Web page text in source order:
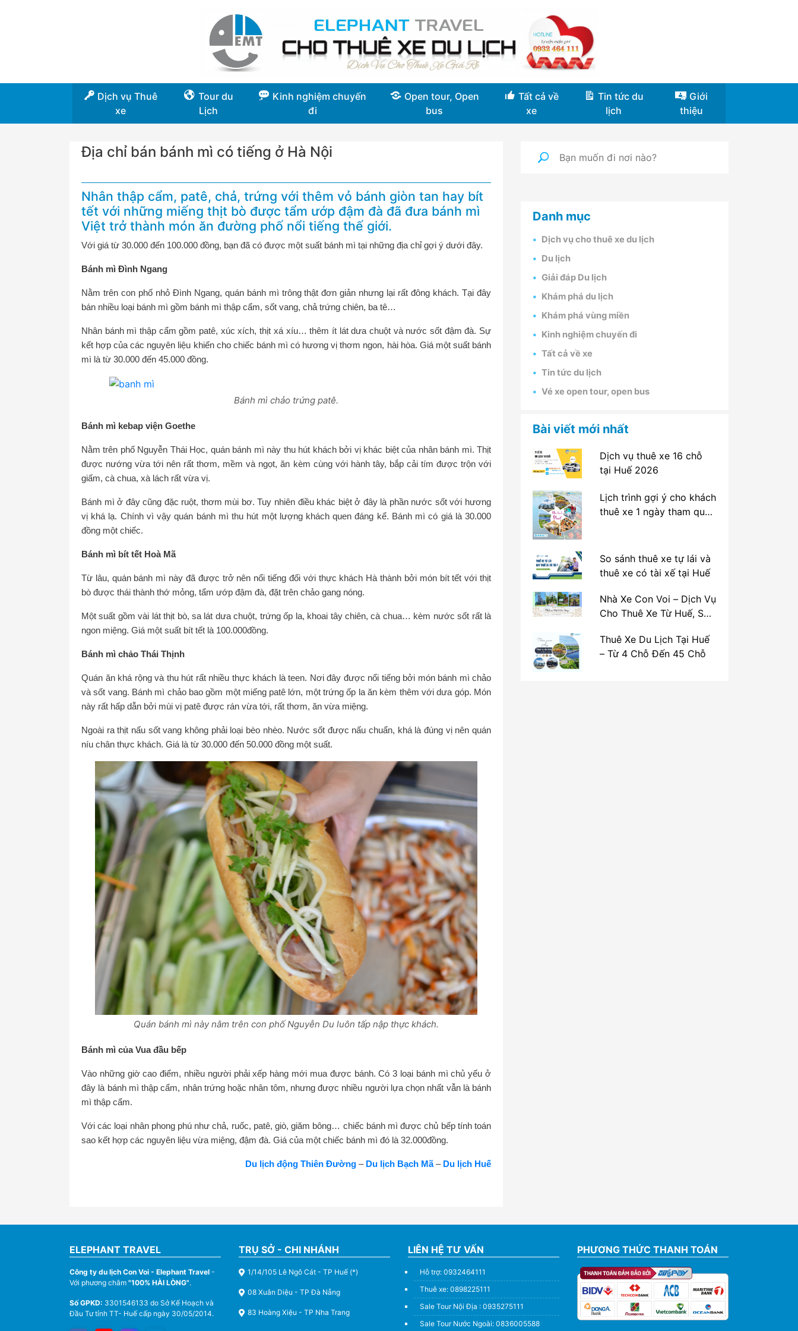
Dịch vụ Thuê
xe
Tour du
Lịch
Kinh nghiệm chuyến
đi
Open tour, Open
bus
Tất cả về
xe
Tin tức du
lịch
Giới
thiệu
Địa chỉ bán bánh mì có tiếng ở Hà Nội
Nhân thập cẩm, patê, chả, trứng với thêm vỏ bánh giòn tan hay bít
tết với những miếng thịt bò được tẩm ướp đậm đà đã đưa bánh mì
Việt trở thành món ăn đường phố nổi tiếng thế giới.
Với giá từ 30.000 đến 100.000 đồng, bạn đã có được một suất bánh mì tại những địa chỉ gợi ý dưới đây.
Bánh mì Đình Ngang
Nằm trên con phố nhỏ Đình Ngang, quán bánh mì trông thật đơn giản nhưng lại rất đông khách. Tại đây
bán nhiều loại bánh mì gồm bánh mì thập cẩm, sốt vang, chả trứng chiên, ba tê…
Nhân bánh mì thập cẩm gồm patê, xúc xích, thịt xá xíu… thêm ít lát dưa chuột và nước sốt đậm đà. Sự
kết hợp của các nguyên liệu khiến cho chiếc bánh mì có hương vị thơm ngon, hài hòa. Giá một suất bánh
mì là từ 30.000 đến 45.000 đồng.
Bánh mì chảo trứng patê.
Bánh mì kebap viện Goethe
Nằm trên phố Nguyễn Thái Học, quán bánh mì này thu hút khách bởi vị khác biệt của nhân bánh mì. Thịt
được nướng vừa tới nên rất thơm, mềm và ngọt, ăn kèm cùng với hành tây, bắp cải tím được trộn với
giấm, cà chua, xà lách rất vừa vị.
Bánh mì ở đây cũng đặc ruột, thơm mùi bơ. Tuy nhiên điều khác biệt ở đây là phần nước sốt với hương
vị khá lạ. Chính vì vậy quán bánh mì thu hút một lượng khách quen đáng kể. Bánh mì có giá là 30.000
đồng một chiếc.
Bánh mì bít tết Hoà Mã
Từ lâu, quán bánh mì này đã được trở nên nổi tiếng đối với thực khách Hà thành bởi món bít tết với thịt
bò được thái thành thớ mỏng, tẩm ướp đậm đà, đặt trên chảo gang nóng.
Một suất gồm vài lát thịt bò, sa lát dưa chuột, trứng ốp la, khoai tây chiên, cà chua… kèm nước sốt rất là
ngon miệng. Giá một suất bít tết là 100.000đồng.
Bánh mì chảo Thái Thịnh
Quán ăn khá rộng và thu hút rất nhiều thực khách là teen. Nơi đây được nổi tiếng bởi món bánh mì chảo
và sốt vang. Bánh mì chảo bao gồm một miếng patê lớn, một trứng ốp la ăn kèm thêm với dưa góp. Món
này rất hấp dẫn bởi mùi vị patê được rán vừa tới, rất thơm, ăn vừa miệng.
Ngoài ra thịt nấu sốt vang không phải loại bèo nhèo. Nước sốt được nấu chuẩn, khá là đúng vị nên quán
níu chân thực khách. Giá là từ 30.000 đến 50.000 đồng một suất.
Quán bánh mì này nằm trên con phố Nguyễn Du luôn tấp nập thực khách.
Bánh mì của Vua đầu bếp
Vào những giờ cao điểm, nhiều người phải xếp hàng mới mua được bánh. Có 3 loại bánh mì chủ yếu ở
đây là bánh mì thập cẩm, nhân trứng hoặc nhân tôm, nhưng được nhiều người lựa chọn nhất vẫn là bánh
mì thập cẩm.
Với các loại nhân phong phú như chả, ruốc, patê, giò, giăm bông… chiếc bánh mì được chủ bếp tính toán
sao kết hợp các nguyên liệu vừa miệng, đậm đà. Giá của một chiếc bánh mì đó là 32.000đồng.
Du lịch động Thiên Đường – Du lịch Bạch Mã– Du lịch Huế
Danh mục
Dịch vụ cho thuê xe du lịch
Du lịch
Giải đáp Du lịch
Khám phá du lịch
Khám phá vùng miền
Kinh nghiệm chuyến đi
Tất cả về xe
Tin tức du lịch
Vé xe open tour, open bus
Bài viết mới nhất
Dịch vụ thuê xe 16 chỗ
tại Huế 2026
Lịch trình gợi ý cho khách
thuê xe 1 ngày tham quan
So sánh thuê xe tự lái và
thuê xe có tài xế tại Huế
Nhà Xe Con Voi – Dịch Vụ
Cho Thuê Xe Từ Huế, Sân
La Vang
Thuê Xe Du Lịch Tại Huế
– Từ 4 Chỗ Đến 45 Chỗ
ELEPHANT TRAVEL
Công ty du lịch Con Voi - Elephant Travel -
Với phương châm "100% HÀI LÒNG".
Số GPKD: 3301546133 do Sở Kế Hoạch và
Đầu Tư tỉnh TT- Huế cấp ngày 30/05/2014.
TRỤ SỞ - CHI NHÁNH
1/14/105 Lê Ngô Cát - TP Huế (*)
08 Xuân Diệu - TP Đà Nẵng
83 Hoàng Xiệu - TP Nha Trang
LIÊN HỆ TƯ VẤN
Hỗ trợ: 0932464111
Thuê xe: 0898225111
Sale Tour Nội Địa : 0935275111
Sale Tour Nước Ngoài: 0836005588
PHƯƠNG THỨC THANH TOÁN